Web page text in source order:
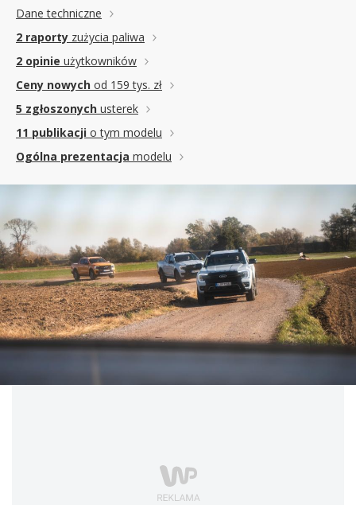
Dane techniczne
2 raporty zużycia paliwa
2 opinie użytkowników
Ceny nowych od 159 tys. zł
5 zgłoszonych usterek
11 publikacji o tym modelu
Ogólna prezentacja modelu